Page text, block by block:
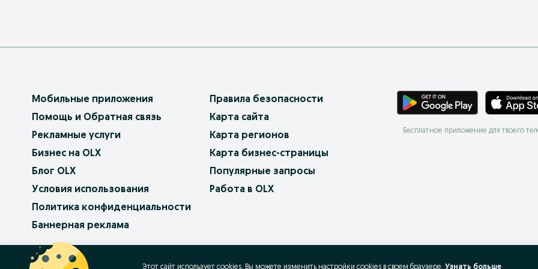
Мобильные приложения
Помощь и Обратная связь
Рекламные услуги
Бизнес на OLX
Блог OLX
Условия использования
Политика конфиденциальности
Баннерная реклама
Правила безопасности
Карта сайта
Карта регионов
Карта бизнес-страницы
Популярные запросы
Работа в OLX
Бесплатное приложение для твоего
OLX.bg
Этот сайт использует cookies. Вы можете изменить настройки cookies в своeм браузере. Узнать больше